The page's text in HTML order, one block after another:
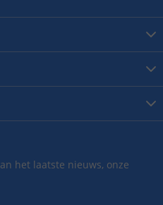
het laatste nieuws, onze